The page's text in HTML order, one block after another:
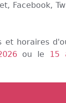
Facebook,
et horaires
ou le 15